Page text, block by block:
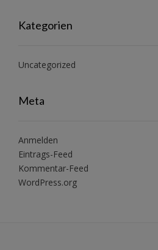
Kategorien
Uncategorized
Meta
Anmelden
Eintrags-Feed
Kommentar-Feed
WordPress.org